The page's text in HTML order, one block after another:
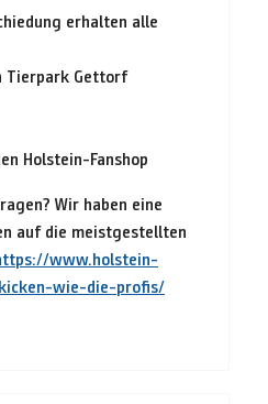
erhalten alle
Tierpark Gettorf
Holstein-Fanshop
Wir haben eine
auf die meistgestellten
www.holstein-
wie-die-profis/